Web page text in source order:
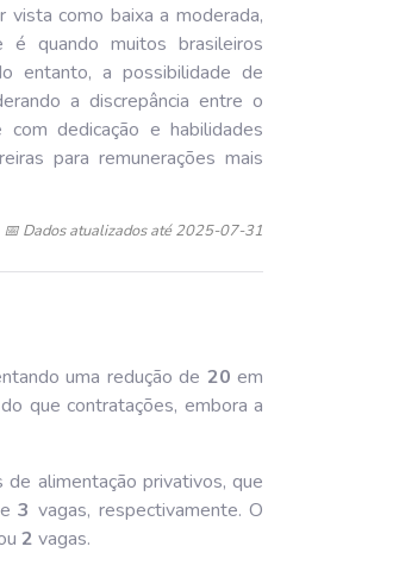
como baixa a moderada,
é quando muitos brasileiros
entanto, a possibilidade de
a discrepância entre o
dedicação e habilidades
para remunerações mais
📅 Dados atualizados até 2025-07-31
uma redução de 20 em
que contratações, embora a
alimentação privativos, que
e3 vagas, respectivamente. O
2 vagas.